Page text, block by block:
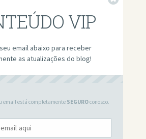
VIP
email abaixo para receber
as atualizações do blog!
email está completamente SEGUROconosco.